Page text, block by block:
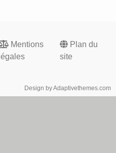
Mentions
légales
Plan du
site
Design by Adaptivethemes.com